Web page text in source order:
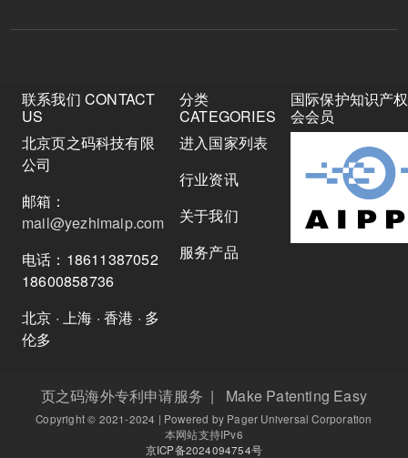
联系我们 CONTACT
US
北京页之码科技有限
公司
邮箱：
mail@yezhimaip.com
电话：18611387052
18600858736
北京 · 上海 · 香港 · 多
伦多
分类
CATEGORIES
进入国家列表
行业资讯
关于我们
服务产品
国际保护知识产
会会员
页之码海外专利申请服务 | Make Patenting Easy
Copyright © 2021-2024 | Powered by Pager Universal Corporation
本网站支持IPv6
京ICP备2024094754号